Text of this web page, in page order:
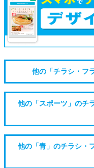
他の「チラシ・フ
他の「スポーツ」のチ
他の「青」のチラシ・